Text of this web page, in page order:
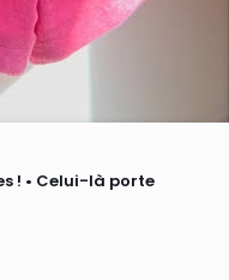
! • Celui-là porte